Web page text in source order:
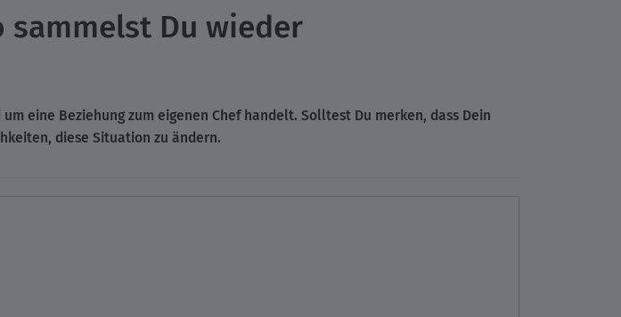
sammelst Du wieder
eine Beziehung zum eigenen Chef handelt. Solltest Du merken, dass Dein
diese Situation zu ändern.